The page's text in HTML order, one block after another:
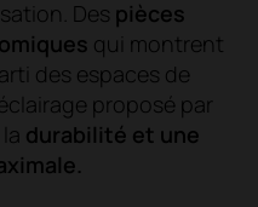
Des pièces
qui montrent
des espaces de
proposé par
durabilité et une